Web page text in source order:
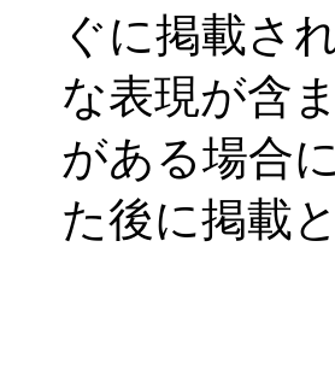
ぐに掲載さ
な表現が含
がある場合
た後に掲載